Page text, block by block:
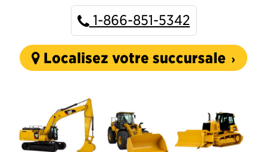
1-866-851-5342
Localisez votre succursale